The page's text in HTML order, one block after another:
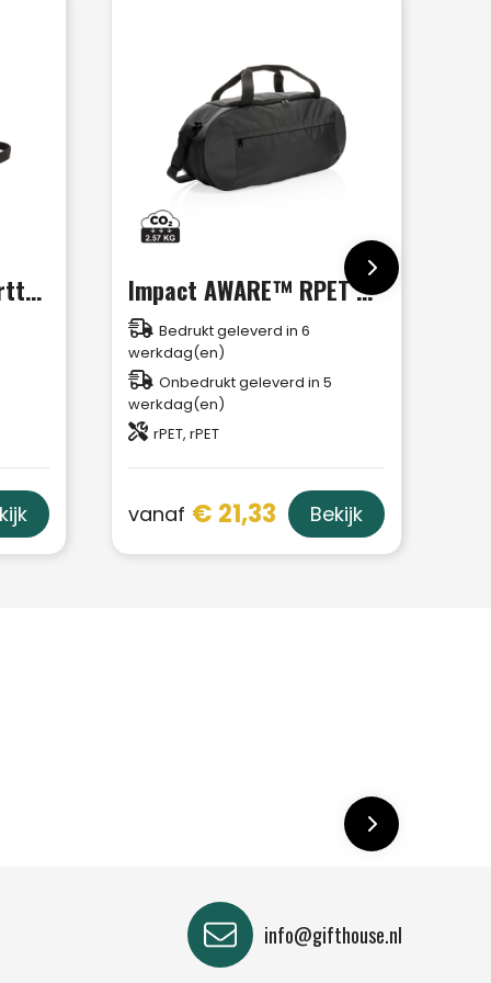
Swiss Peak RFID sporttas & rugzak PVC-vrij Impact AWARE™ RPET moderne sporttas
Bedrukt geleverd in 6
werkdag(en)
Onbedrukt geleverd in 5
werkdag(en)
rPET, rPET
vanaf € 21,33 Bekijk
info@gifthouse.nl